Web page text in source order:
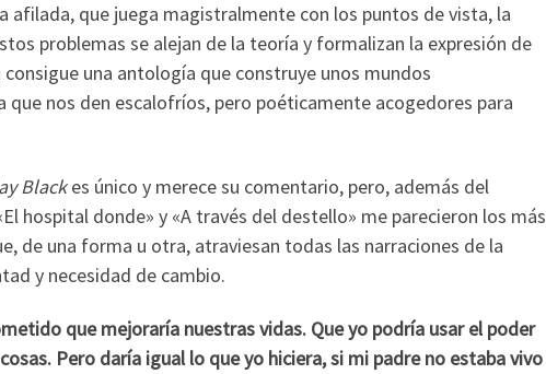
afilada, que juega magistralmente con los puntos de vista, la
problemas se alejan de la teoría y formalizan la expresión de
una antología que construye unos mundos
nos den escalofríos, pero poéticamente acogedores para
Blackes único y merece su comentario, pero, además del
hospital donde» y «A través del destello» me parecieron los más
de una forma u otra, atraviesan todas las narraciones de la
y necesidad de cambio.
que mejoraría nuestras vidas. Que yo podría usar el poder
Pero daría igual lo que yo hiciera, si mi padre no estaba vivo